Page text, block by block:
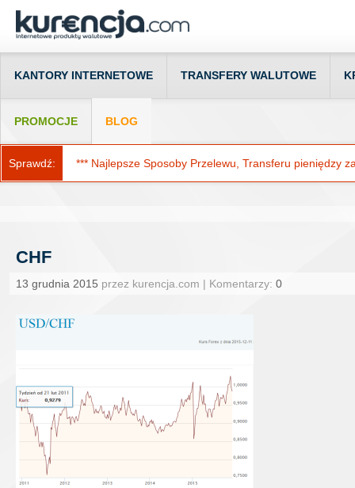
KANTORY INTERNETOWE TRANSFERY WALUTOWE
PROMOCJE BLOG
Sprawdź: *** Najlepsze Sposoby Przelewu, Transferu pieniędzy
CHF
13 grudnia 2015 przez kurencja.com | Komentarzy: 0